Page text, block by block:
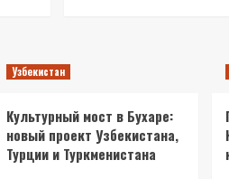
Узбекистан
Культурный мост в Бухаре:
новый проект Узбекистана,
Турции и Туркменистана